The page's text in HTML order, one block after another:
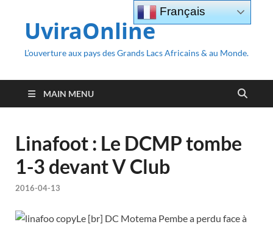
UviraOnline
L’ouverture aux pays des Grands Lacs Africains & au Monde.
MAIN MENU
Linafoot : Le DCMP tombe
1-3 devant V Club
2016-04-13
Le [br] DC Motema Pembe a perdu face à
Français